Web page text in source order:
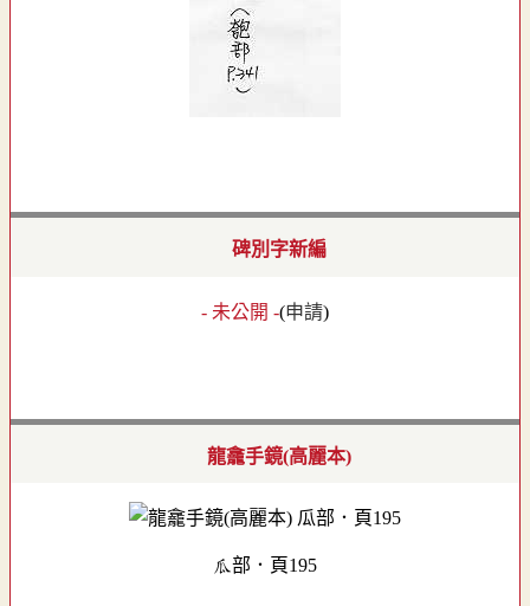
碑別字新編
- 未公開 -(申請)
龍龕手鏡(高麗本)
瓜部．頁195